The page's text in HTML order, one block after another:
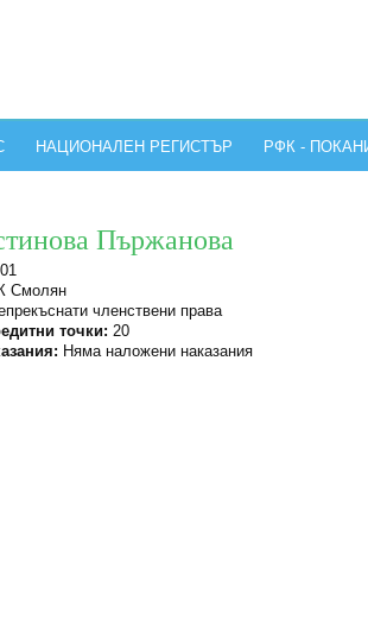
НАЦИОНАЛЕН РЕГИСТЪР РФК -
Пържанова
Смолян
членствени права
точки: 20
Няма наложени наказания